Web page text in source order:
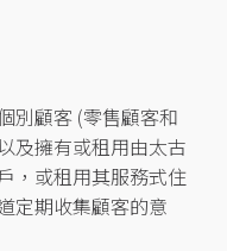
別顧客 (零售顧客和
及擁有或租用由太古
，或租用其服務式住
定期收集顧客的意